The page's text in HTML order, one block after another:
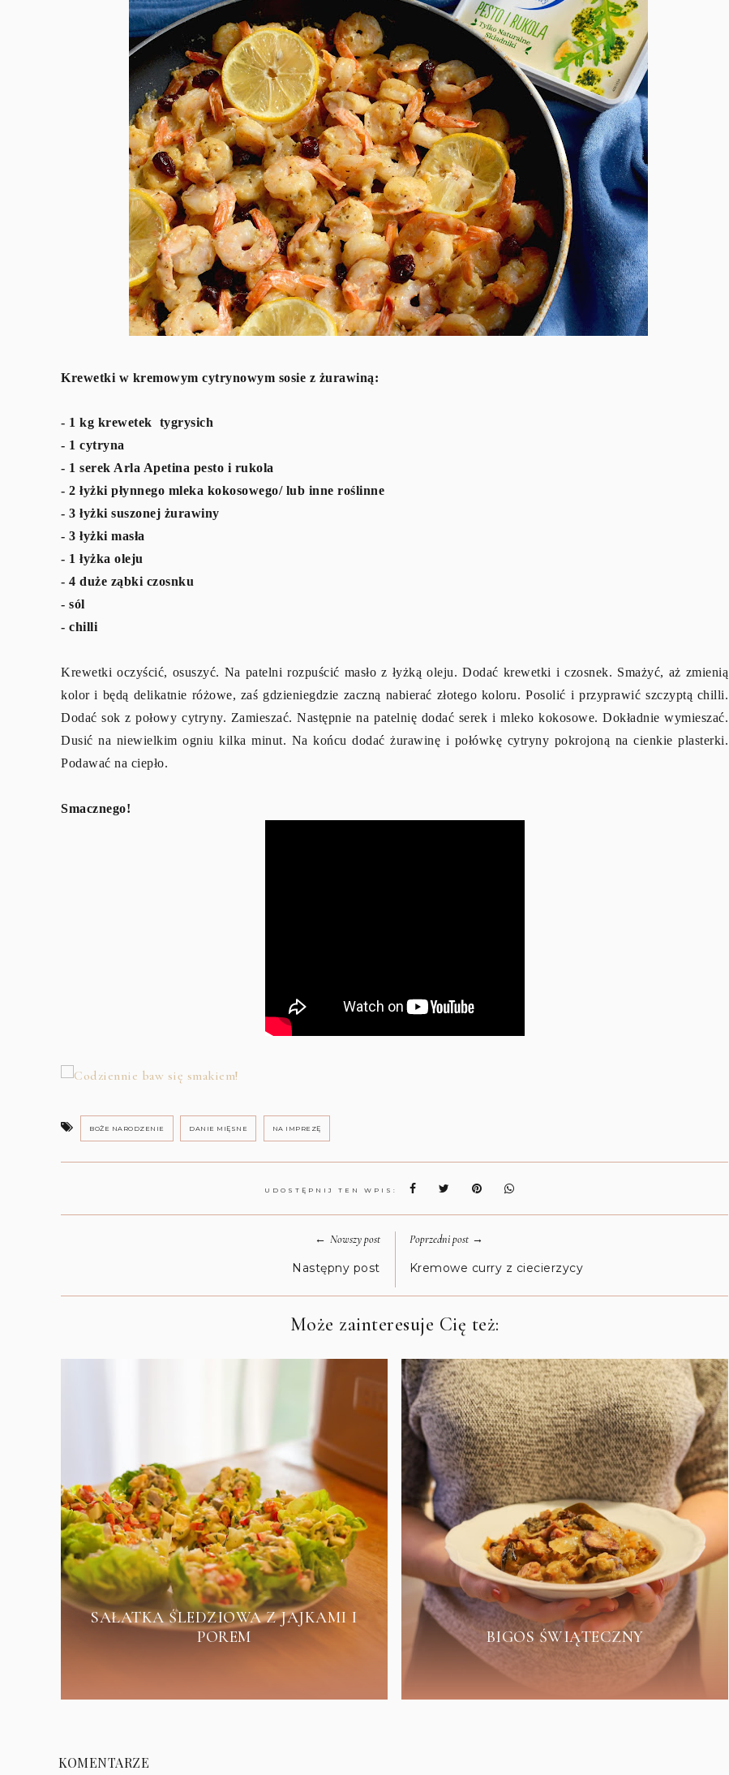
Krewetki w kremowym cytrynowym sosie z żurawiną:
- 1 kg krewetek tygrysich
- 1 cytryna
- 1 serek Arla Apetina pesto i rukola
- 2 łyżki płynnego mleka kokosowego/ lub inne roślinne
- 3 łyżki suszonej żurawiny
- 3 łyżki masła
- 1 łyżka oleju
- 4 duże ząbki czosnku
- sól
- chilli
Krewetki oczyścić, osuszyć. Na patelni rozpuścić masło z łyżką oleju. Dodać krewetki i czosnek. Smażyć, aż zmienią
kolor i będą delikatnie różowe, zaś gdzieniegdzie zaczną nabierać złotego koloru. Posolić i przyprawić szczyptą chilli.
Dodać sok z połowy cytryny. Zamieszać. Następnie na patelnię dodać serek i mleko kokosowe. Dokładnie wymieszać.
Dusić na niewielkim ogniu kilka minut. Na końcu dodać żurawinę i połówkę cytryny pokrojoną na cienkie plasterki.
Podawać na ciepło.
Smacznego!
BOŻE NARODZENIE DANIE MIĘSNE NA IMPREZĘ
UDOSTĘPNIJ TEN WPIS:
← Nowszy post
Następny post
Poprzedni post→
Kremowe curry z ciecierzycy
Może zainteresuje Cię też:
SAŁATKA ŚLEDZIOWA Z JAJKAMI I
POREM
BIGOS ŚWIĄTECZNY
KOMENTARZE